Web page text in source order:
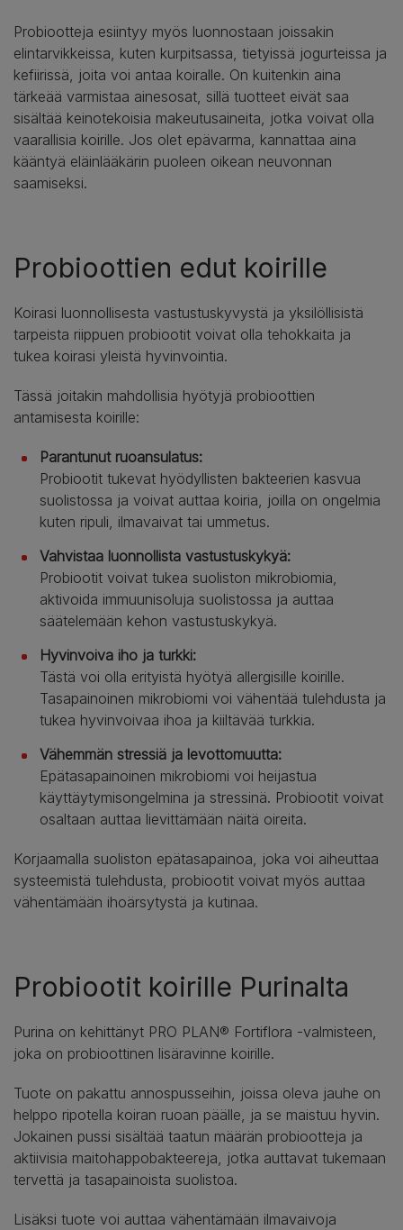
Probiootteja esiintyy myös luonnostaan joissakin
elintarvikkeissa, kuten kurpitsassa, tietyissä jogurteissa ja
kefiirissä, joita voi antaa koiralle. On kuitenkin aina
tärkeää varmistaa ainesosat, sillä tuotteet eivät saa
sisältää keinotekoisia makeutusaineita, jotka voivat olla
vaarallisia koirille. Jos olet epävarma, kannattaa aina
kääntyä eläinlääkärin puoleen oikean neuvonnan
saamiseksi.
Probioottien edut koirille
Koirasi luonnollisesta vastustuskyvystä ja yksilöllisistä
tarpeista riippuen probiootit voivat olla tehokkaita ja
tukea koirasi yleistä hyvinvointia.
Tässä joitakin mahdollisia hyötyjä probioottien
antamisesta koirille:
Parantunut ruoansulatus:
Probiootit tukevat hyödyllisten bakteerien kasvua
suolistossa ja voivat auttaa koiria, joilla on ongelmia
kuten ripuli, ilmavaivat tai ummetus.
Vahvistaa luonnollista vastustuskykyä:
Probiootit voivat tukea suoliston mikrobiomia,
aktivoida immuunisoluja suolistossa ja auttaa
säätelemään kehon vastustuskykyä.
Hyvinvoiva iho ja turkki:
Tästä voi olla erityistä hyötyä allergisille koirille.
Tasapainoinen mikrobiomi voi vähentää tulehdusta ja
tukea hyvinvoivaa ihoa ja kiiltävää turkkia.
Vähemmän stressiä ja levottomuutta:
Epätasapainoinen mikrobiomi voi heijastua
käyttäytymisongelmina ja stressinä. Probiootit voivat
osaltaan auttaa lievittämään näitä oireita.
Korjaamalla suoliston epätasapainoa, joka voi aiheuttaa
systeemistä tulehdusta, probiootit voivat myös auttaa
vähentämään ihoärsytystä ja kutinaa.
Probiootit koirille Purinalta
Purina on kehittänyt PRO PLAN® Fortiflora -valmisteen,
joka on probioottinen lisäravinne koirille.
Tuote on pakattu annospusseihin, joissa oleva jauhe on
helppo ripotella koiran ruoan päälle, ja se maistuu hyvin.
Jokainen pussi sisältää taatun määrän probiootteja ja
aktiivisia maitohappobakteereja, jotka auttavat tukemaan
tervettä ja tasapainoista suolistoa.
Lisäksi tuote voi auttaa vähentämään ilmavaivoja